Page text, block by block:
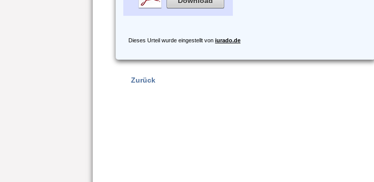
Dieses Urteil wurde eingestellt von iurado.de
Zurück